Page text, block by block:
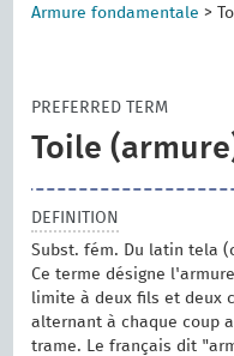
Armure fondamentale >
PREFERRED TERM
Toile
DEFINITION
Subst. fém. Du latin tela
Ce terme désigne
limite à deux fils et deux
alternant à chaque coup
trame. Le français dit